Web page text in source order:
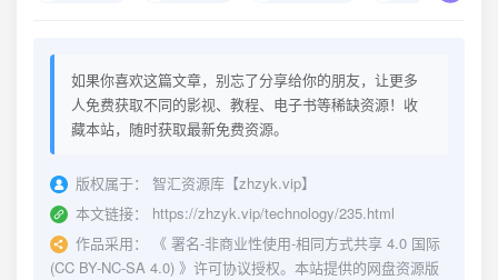
如果你喜欢这篇文章，别忘了分享给你的朋友，让更多
人免费获取不同的影视、教程、电子书等稀缺资源！收
藏本站，随时获取最新免费资源。
版权属于：
智汇资源库【zhzyk.vip】
本文链接：
https://zhzyk.vip/technology/235.html
作品采用：
《 署名-非商业性使用-相同方式共享 4.0 国际
(CC BY-NC-SA 4.0) 》许可协议授权。本站提供的网盘资源版